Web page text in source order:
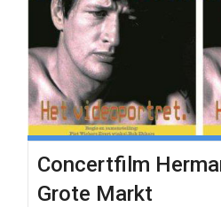
Concertfilm
Grote Markt